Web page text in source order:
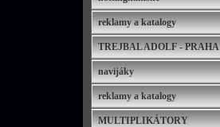
reklamy a katalogy
TREJBAL ADOLF - PRAHA
navijáky
reklamy a katalogy
MULTIPLIKÁTORY